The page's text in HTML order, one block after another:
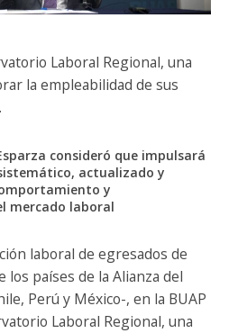
Laboral Regional, una
la empleabilidad de sus
consideró que impulsará
actualizado y
y
mercado laboral
laboral de egresados de
los países de la Alianza del
Perú y México-, en la BUAP
Laboral Regional, una